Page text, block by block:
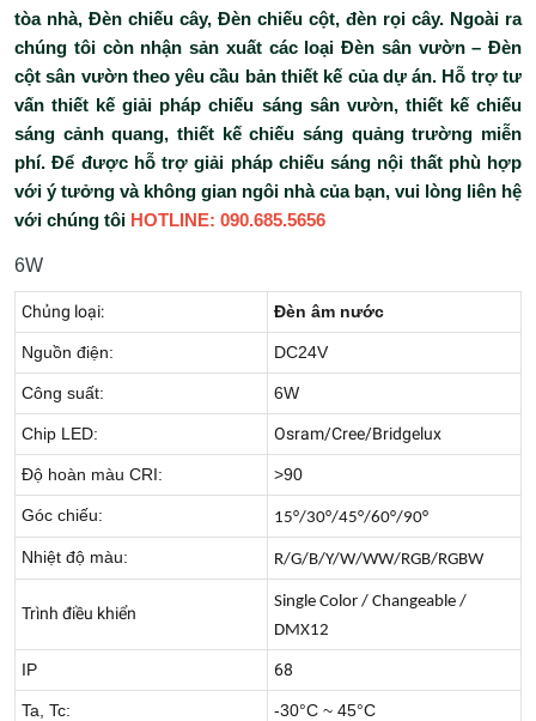
tòa nhà, Đèn chiếu cây, Đèn chiếu cột, đèn rọi cây. Ngoài ra
chúng tôi còn nhận sản xuất các loại Đèn sân vườn – Đèn
cột sân vườn theo yêu cầu bản thiết kế của dự án. Hỗ trợ tư
vấn thiết kế giải pháp chiếu sáng sân vườn, thiết kế chiếu
sáng cảnh quang, thiết kế chiếu sáng quảng trường miễn
phí. Để được hỗ trợ giải pháp chiếu sáng nội thất phù hợp
với ý tưởng và không gian ngôi nhà của bạn, vui lòng liên hệ
với chúng tôi HOTLINE: 090.685.5656
6W
Chủng loại: Đèn âm nước
Nguồn điện: DC24V
Công suất: 6W
Chip LED: Osram/Cree/Bridgelux
Độ hoàn màu CRI: >90
Góc chiếu: 15°/30°/45°/60°/90°
Nhiệt độ màu: R/G/B/Y/W/WW/RGB/RGBW
Trình điều khiển
Single Color / Changeable /
DMX12
IP 68
Ta, Tc: -30°C ~ 45°C